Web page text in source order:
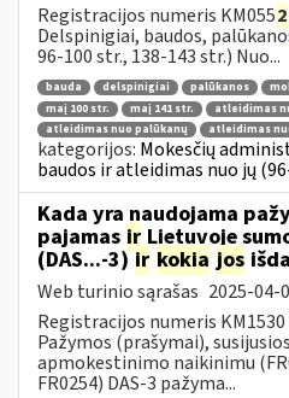
Registracijos numeris KM0552
Delspinigiai, baudos,
96-100 str., 138-143 str.) Nuo...
bauda delspinigiai palūkanos
maį 100 str.
maį 141 str.
atleidimas
atleidimas nuo palūkanų
atleidimas
kategorijos: Mokesčių
baudos ir atleidimas nuo jų
Kada yra naudojama
pajamas ir Lietuvoje
(DAS...-3)ir kokia jos
Web turinio sąrašas 2025-04-
Registracijos numeris
Pažymos (prašymai),
apmokestinimo naikinimu
FR0254) DAS-3 pažyma...